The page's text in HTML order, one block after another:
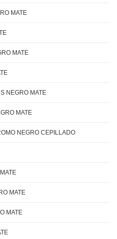
MATE
MATE
NEGRO MATE
MATE
NEGRO CEPILLADO
MATE
MATE